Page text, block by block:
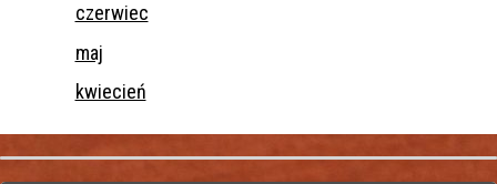
czerwiec
maj
kwiecień